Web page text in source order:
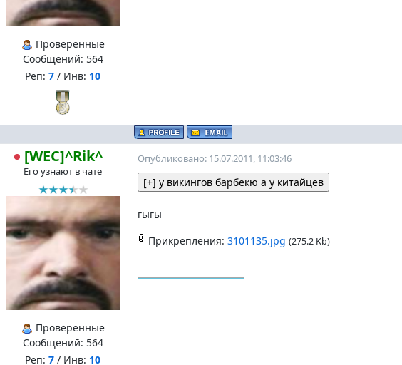
Проверенные
Сообщений: 564
Реп: 7 / Инв: 10
[WEC]^Rik^
Его узнают в чате
Проверенные
Сообщений: 564
Реп: 7 / Инв: 10
Опубликовано: 15.07.2011, 11:03:46
гыгы
Прикрепления: 3101135.jpg (275.2 Kb)